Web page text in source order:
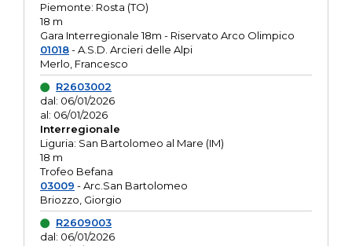
Piemonte: Rosta (TO)
18 m
Gara Interregionale 18m - Riservato Arco Olimpico
01018- A.S.D. Arcieri delle Alpi
Merlo, Francesco
R2603002
dal: 06/01/2026
al: 06/01/2026
Interregionale
Liguria: San Bartolomeo al Mare (IM)
18 m
Trofeo Befana
03009 - Arc.San Bartolomeo
Briozzo, Giorgio
R2609003
dal: 06/01/2026